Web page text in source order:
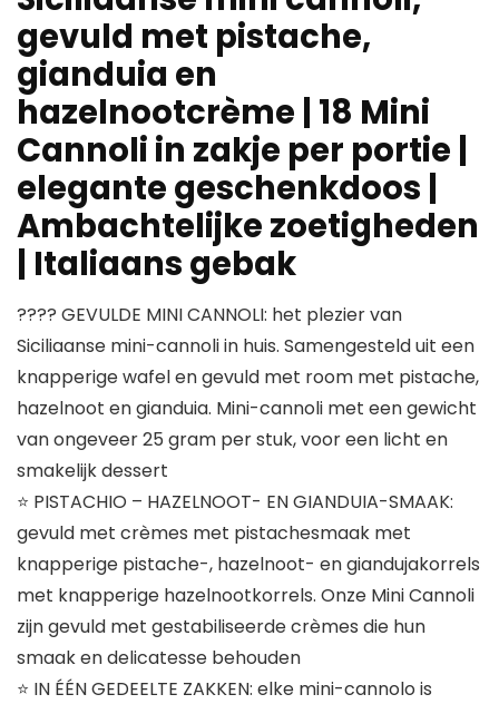
gevuld met pistache,
gianduia en
hazelnootcrème | 18 Mini
Cannoli in zakje per portie |
elegante geschenkdoos |
Ambachtelijke zoetigheden
| Italiaans gebak
???? GEVULDE MINI CANNOLI: het plezier van
Siciliaanse mini-cannoli in huis. Samengesteld uit een
knapperige wafel en gevuld met room met pistache,
hazelnoot en gianduia. Mini-cannoli met een gewicht
van ongeveer 25 gram per stuk, voor een licht en
smakelijk dessert
⭐ PISTACHIO – HAZELNOOT- EN GIANDUIA-SMAAK:
gevuld met crèmes met pistachesmaak met
knapperige pistache-, hazelnoot- en giandujakorrels
met knapperige hazelnootkorrels. Onze Mini Cannoli
zijn gevuld met gestabiliseerde crèmes die hun
smaak en delicatesse behouden
⭐ IN ÉÉN GEDEELTE ZAKKEN: elke mini-cannolo is